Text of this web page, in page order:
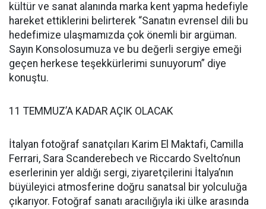
kültür ve sanat alanında marka kent yapma hedefiyle
hareket ettiklerini belirterek “Sanatın evrensel dili bu
hedefimize ulaşmamızda çok önemli bir argüman.
Sayın Konsolosumuza ve bu değerli sergiye emeği
geçen herkese teşekkürlerimi sunuyorum” diye
konuştu.
11 TEMMUZ’A KADAR AÇIK OLACAK
İtalyan fotoğraf sanatçıları Karim El Maktafi, Camilla
Ferrari, Sara Scanderebech ve Riccardo Svelto’nun
eserlerinin yer aldığı sergi, ziyaretçilerini İtalya’nın
büyüleyici atmosferine doğru sanatsal bir yolculuğa
çıkarıyor. Fotoğraf sanatı aracılığıyla iki ülke arasında